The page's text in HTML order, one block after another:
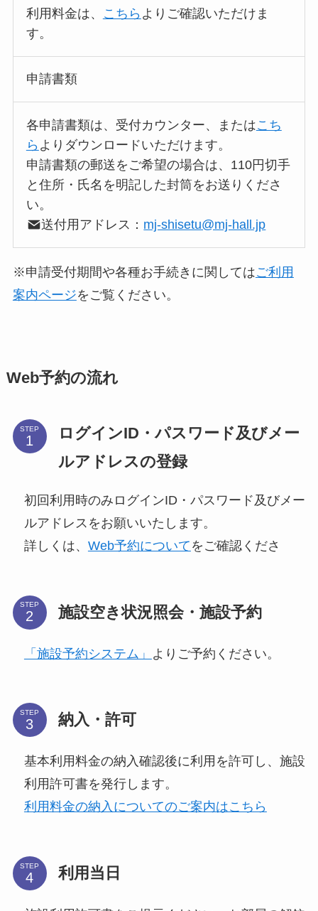
利用料金は、 こちら よりご確認いただけま
す。
申請書類
各申請書類は、受付カウンター、またはこち
ら よりダウンロードいただけます。
申請書類の郵送をご希望の場合は、110円切手
と住所・氏名を明記した封筒をお送りくださ
い。
送付用アドレス： mj-shisetu@mj-hall.jp
※申請受付期間や各種お手続きに関してはご利用
案内ページをご覧ください。
Web予約の流れ
STEP
ログインID・パスワード及びメー
ルアドレスの登録
初回利用時のみログインID・パスワード及びメー
ルアドレスをお願いいたします。
詳しくは、 Web予約について をご確認くださ
STEP 施設空き状況照会・施設予約
「施設予約システム」 よりご予約ください。
STEP 納入・許可
基本利用料金の納入確認後に利用を許可し、施設
利用許可書を発行します。
利用料金の納入についてのご案内はこちら
STEP 利用当日